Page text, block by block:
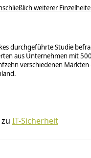
weiterer
durchgeführte Studie
aus Unternehmen mit
verschiedenen
IT-Sicherheit